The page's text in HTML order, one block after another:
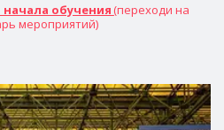
обучения (переходи на
мероприятий)